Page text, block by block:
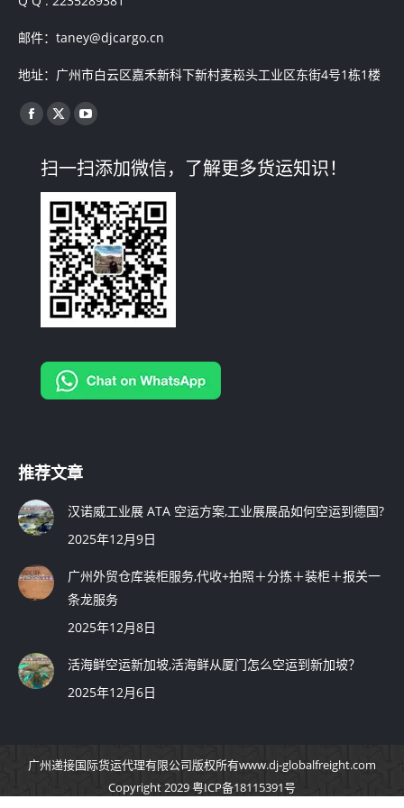
邮件：taney@djcargo.cn
地址：广州市白云区嘉禾新科下新村麦崧头工业区东街4号1栋1楼
找到我们：
Facebook
opens
in
new
window
X
opens
in
new
window
YouTube
opens
in
new
window
扫一扫添加微信，了解更多货运知识！
推荐文章
汉诺威工业展 ATA 空运方案,工业展展品如何空运到德国?
2025年12月9日
广州外贸仓库装柜服务,代收+拍照＋分拣＋装柜＋报关一
条龙服务
2025年12月8日
活海鲜空运新加坡,活海鲜从厦门怎么空运到新加坡？
2025年12月6日
广州递接国际货运代理有限公司版权所有www.dj-globalfreight.com
Copyright 2029 粤ICP备18115391号